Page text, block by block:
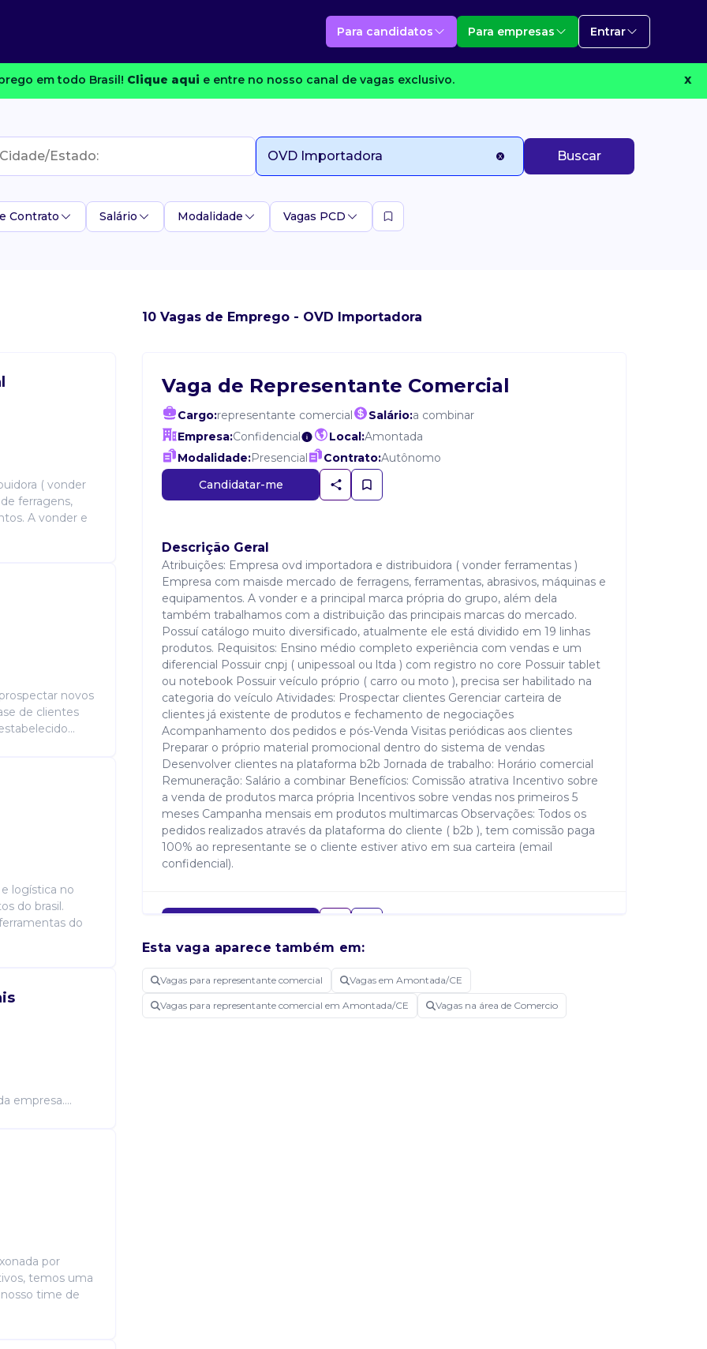
Para candidatos Para empresas Entrar
em todo Brasil! Clique aqui e entre no nosso canal de vagas exclusivo. X
Buscar
Contrato Salário Modalidade Vagas PCD
10 Vagas de Emprego - OVD Importadora
( vonder
ferragens,
A vonder e
novos
de clientes
logística no
do brasil.
do
empresa....
por
temos uma
time de
Vaga de Representante Comercial
Cargo:representante comercial Salário:a combinar
Empresa:Confidencial Local:Amontada
Modalidade:Presencial Contrato:Autônomo
Candidatar-me
Descrição Geral
Atribuições: Empresa ovd importadora e distribuidora ( vonder ferramentas )
Empresa com maisde mercado de ferragens, ferramentas, abrasivos, máquinas e
equipamentos. A vonder e a principal marca própria do grupo, além dela
também trabalhamos com a distribuição das principais marcas do mercado.
Possuí catálogo muito diversificado, atualmente ele está dividido em 19 linhas
produtos. Requisitos: Ensino médio completo experiência com vendas e um
diferencial Possuir cnpj ( unipessoal ou ltda ) com registro no core Possuir tablet
ou notebook Possuir veículo próprio ( carro ou moto ), precisa ser habilitado na
categoria do veículo Atividades: Prospectar clientes Gerenciar carteira de
clientes já existente de produtos e fechamento de negociações
Acompanhamento dos pedidos e pós-Venda Visitas periódicas aos clientes
Preparar o próprio material promocional dentro do sistema de vendas
Desenvolver clientes na plataforma b2b Jornada de trabalho: Horário comercial
Remuneração: Salário a combinar Benefícios: Comissão atrativa Incentivo sobre
a venda de produtos marca própria Incentivos sobre vendas nos primeiros 5
meses Campanha mensais em produtos multimarcas Observações: Todos os
pedidos realizados através da plataforma do cliente ( b2b ), tem comissão paga
100% ao representante se o cliente estiver ativo em sua carteira (email
confidencial).
Esta vaga aparece também em:
Vagas para representante comercial Vagas em Amontada/CE
Vagas para representante comercial em Amontada/CE Vagas na área de Comercio